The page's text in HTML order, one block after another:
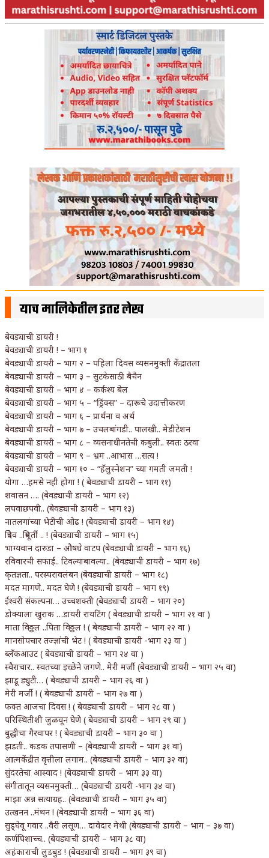
याच मालिकेतील इतर लेख
बेवड्याची डायरी !
बेवड्याची डायरी ! – भाग १
बेवड्याची डायरी – भाग २ – पहिला दिवस व्यसनमुक्ती केंद्रातला
बेवड्याची डायरी – भाग ३ – सुटकेसाठी बैचैन
बेवड्याची डायरी – भाग ४ – कर्कश्य बेल
बेवड्याची डायरी – भाग ५ – “ड्रिंक्स” – दारूचे उदात्तीकरण
बेवड्याची डायरी – भाग ६ – प्रार्थना व अर्थ
बेवड्याची डायरी – भाग ७ – उचलबांगडी.. पालखी.. मेडीटेशन
बेवड्याची डायरी – भाग ८ – व्यसनाधीनतेची कबुली.. स्वतः ठरवा
बेवड्याची डायरी – भाग ९ – भ्रम ..आभास …सत्य !
बेवड्याची डायरी – भाग १० – “हॅलुस्नेशन” च्या गमती जमती !
योगा …हमसे नही होगा ! ( बेवड्याची डायरी – भाग ११)
शवासन …. (बेवड्याची डायरी – भाग १२)
लपवाछपवी.. (बेवड्याची डायरी – भाग १३)
नातलगांच्या भेटीची ओढ ! (बेवड्याची डायरी – भाग १४)
त्रिदेव ..त्रिमूर्ती .. ! (बेवड्याची डायरी – भाग १५)
भाग्यवान दारुडा – औषधे वाटप (बेवड्याची डायरी – भाग १६)
रविवारची सफाई.. टिवल्याबावल्या.. (बेवड्याची डायरी – भाग १७)
कृतज्ञता.. परस्परावलंबन (बेवड्याची डायरी – भाग १८)
मदत मागणे.. मदत घेणे ! (बेवड्याची डायरी – भाग १९)
ईश्वरी संकल्पना… उच्चशक्ती (बेवड्याची डायरी – भाग २०)
डोक्याला खुराक …डायरी रायटिंग ( बेवड्याची डायरी – भाग २१ वा )
माता विठ्ठल ..पिता विठ्ठल ! ( बेवड्याची डायरी – भाग २२ वा )
मानसोपचार तज्ज्ञांची भेट ! ( बेवड्याची डायरी -भाग २३ वा )
ब्लँकआउट ( बेवड्याची डायरी – भाग २४ वा )
स्वैराचार.. स्वतच्या इच्छेने जगणे.. मेरी मर्जी (बेवड्याची डायरी – भाग २५ वा)
झाडू ड्युटी… ( बेवड्याची डायरी – भाग २६ वा )
मेरी मर्जी ! ( बेवड्याची डायरी – भाग २७ वा )
फक्त आजचा दिवस ! ( बेवड्याची डायरी – भाग २८ वा )
परिस्थितीशी जुळवून घेणे ( बेवड्याची डायरी – भाग २९ वा )
बुद्धीचा गैरवापर ! ( बेवड्याची डायरी – भाग ३० वा )
झडती.. कडक तपासणी – (बेवड्याची डायरी – भाग ३१ वा)
आत्मकेंद्रीत वृत्तीला लगाम.. (बेवड्याची डायरी – भाग ३२ वा)
सुंदरतेचा आस्वाद ! (बेवड्याची डायरी – भाग ३३ वा)
संगीतातून व्यसनमुक्ती… (बेवड्याची डायरी -भाग ३४ वा)
माझा अन्न सत्याग्रह.. (बेवड्याची डायरी – भाग ३५ वा)
उत्खनन ..मंथन ! (बेवड्याची डायरी – भाग ३६ वा)
सुड्घेवू गवार ..वैरी लसूण… दावेदार मेथी (बेवड्याची डायरी – भाग – ३७ वा)
कर्णपिशाच्च.. (बेवड्याची डायरी – भाग ३८ वा)
अहंकाराची लुडबुड ! (बेवड्याची डायरी – भाग ३९ वा)